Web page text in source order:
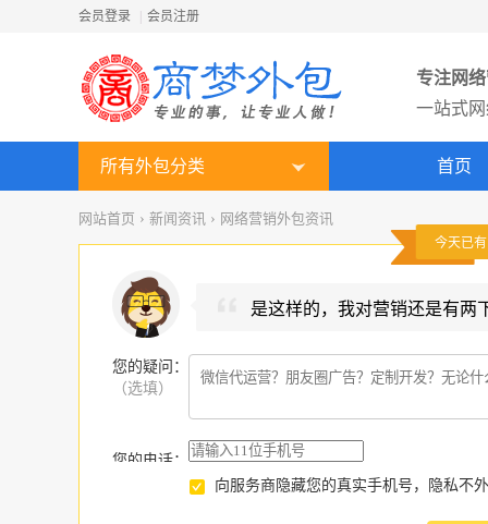
会员登录 会员注册
专注网
一站式
所有外包分类 首页
网站首页 › 新闻资讯 › 网络营销外包资讯
今天已
是这样的，我对营销还是有两
您的疑问
（选填）
：
您的电话：
向服务商隐藏您的真实手机号，隐私不